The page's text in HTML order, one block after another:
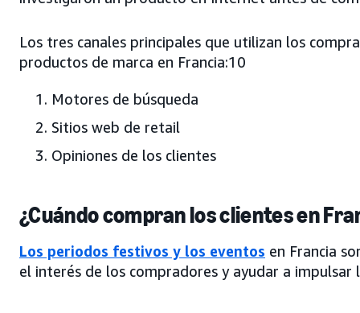
Los tres canales principales que utilizan los
productos de marca en Francia:10
Motores de búsqueda
Sitios web de retail
Opiniones de los clientes
¿Cuándo compran los clientes en
Los periodos festivos y los eventos en Francia
el interés de los compradores y ayudar a impulsar